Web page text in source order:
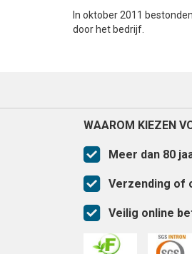
In oktober 2011
door het bedrijf.
WAAROM KIEZEN
Meer dan 80
Verzending of
Veilig online